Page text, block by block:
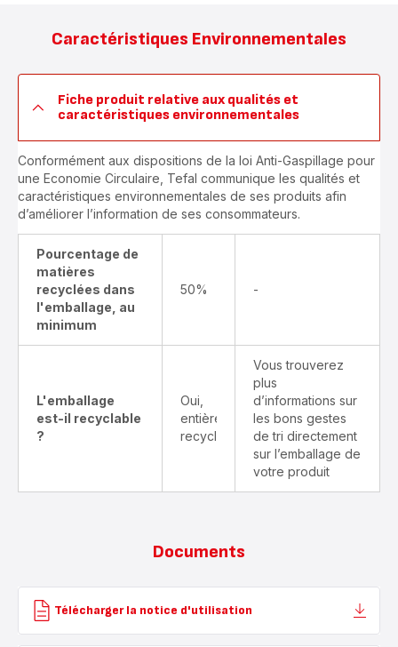
Caractéristiques Environnementales
Fiche produit relative aux qualités et
caractéristiques environnementales
Conformément aux dispositions de la loi Anti-Gaspillage pour
une Economie Circulaire, Tefal communique les qualités et
caractéristiques environnementales de ses produits afin
d’améliorer l’information de ses consommateurs.
Pourcentage de
matières
recyclées dans
l'emballage, au
minimum
50% -
L'emballage
est-il recyclable
?
Oui,
entièrement
recyclable
Vous trouverez
plus
d’informations sur
les bons gestes
de tri directement
sur l’emballage de
votre produit
Documents
Télécharger la notice d'utilisation